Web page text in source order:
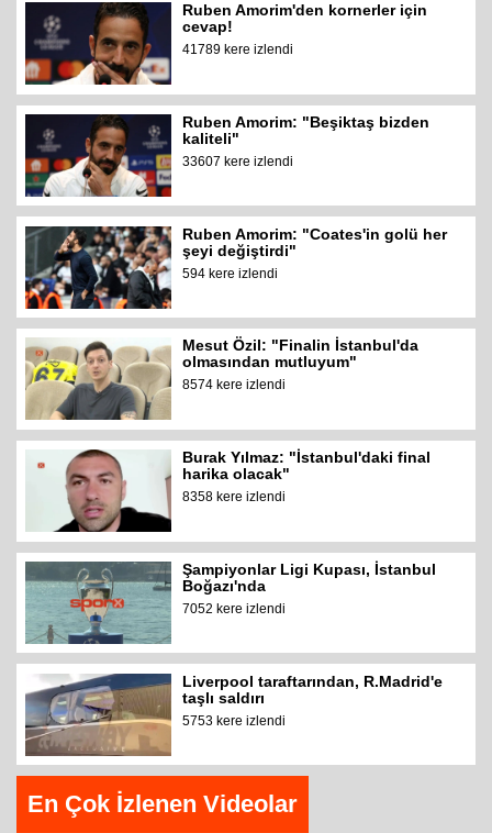
Ruben Amorim'den kornerler için
cevap!
41789 kere izlendi
Ruben Amorim: "Beşiktaş bizden
kaliteli"
33607 kere izlendi
Ruben Amorim: "Coates'in golü her
şeyi değiştirdi"
594 kere izlendi
Mesut Özil: "Finalin İstanbul'da
olmasından mutluyum"
8574 kere izlendi
Burak Yılmaz: "İstanbul'daki final
harika olacak"
8358 kere izlendi
Şampiyonlar Ligi Kupası, İstanbul
Boğazı'nda
7052 kere izlendi
Liverpool taraftarından, R.Madrid'e
taşlı saldırı
5753 kere izlendi
En Çok İzlenen Videolar